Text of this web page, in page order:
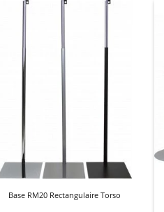
Base RM20 Rectangulaire Torso